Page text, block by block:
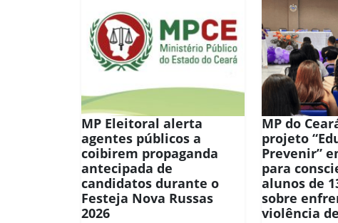
MP Eleitoral alerta
agentes públicos a
coibirem propaganda
antecipada de
candidatos durante o
Festeja Nova Russas
2026
MP do
projeto
Prevenir”
para
alunos de
sobre
violência